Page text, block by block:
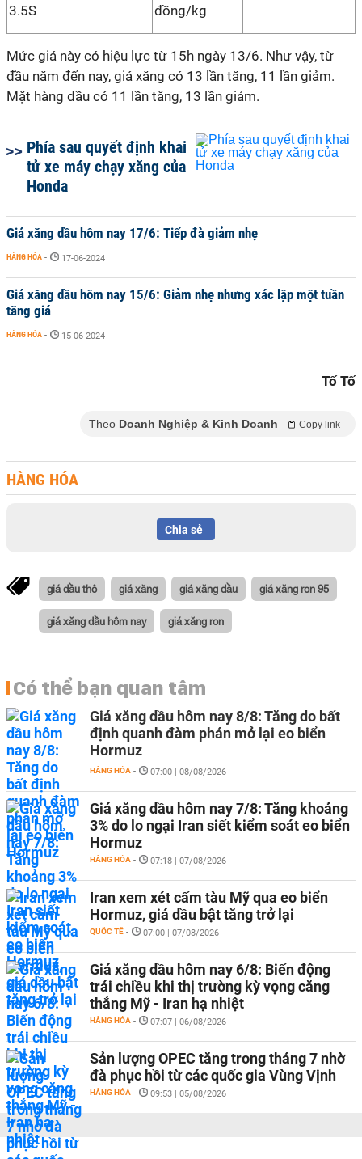
3.5S đồng/kg
Mức giá này có hiệu lực từ 15h ngày 13/6. Như vậy, từ
đầu năm đến nay, giá xăng có 13 lần tăng, 11 lần giảm.
Mặt hàng dầu có 11 lần tăng, 13 lần giảm.
Phía sau quyết định khai
tử xe máy chạy xăng của
Honda
Giá xăng dầu hôm nay 17/6: Tiếp đà giảm nhẹ
HÀNG HÓA - 17-06-2024
Giá xăng dầu hôm nay 15/6: Giảm nhẹ nhưng xác lập một tuần
tăng giá
HÀNG HÓA - 15-06-2024
Tố Tố
Theo Doanh Nghiệp & Kinh Doanh Copy link
HÀNG HÓA
Chia sẻ
giá dầu thô giá xăng giá xăng dầu giá xăng ron 95
giá xăng dầu hôm nay giá xăng ron
Có thể bạn quan tâm
Giá xăng dầu hôm nay 8/8: Tăng do bất
định quanh đàm phán mở lại eo biển
Hormuz
HÀNG HÓA - 07:00 | 08/08/2026
Giá xăng dầu hôm nay 7/8: Tăng khoảng
3% do lo ngại Iran siết kiểm soát eo biển
Hormuz
HÀNG HÓA - 07:18 | 07/08/2026
Iran xem xét cấm tàu Mỹ qua eo biển
Hormuz, giá dầu bật tăng trở lại
QUỐC TẾ - 07:00 | 07/08/2026
Giá xăng dầu hôm nay 6/8: Biến động
trái chiều khi thị trường kỳ vọng căng
thẳng Mỹ - Iran hạ nhiệt
HÀNG HÓA - 07:07 | 06/08/2026
Sản lượng OPEC tăng trong tháng 7 nhờ
đà phục hồi từ các quốc gia Vùng Vịnh
HÀNG HÓA - 09:53 | 05/08/2026